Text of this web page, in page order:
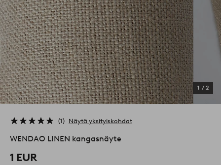
1 / 2
1 Näytä yksityiskohdat
WENDAO LINEN kangasnäyte
1 EUR